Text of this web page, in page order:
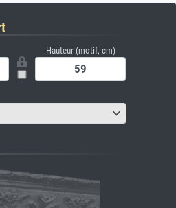
Hauteur (motif, cm)